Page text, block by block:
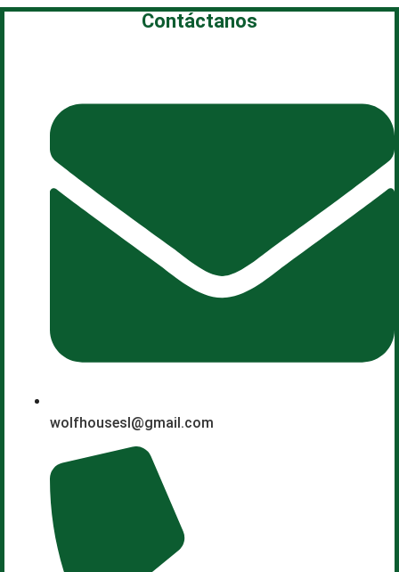
Contáctanos
wolfhousesl@gmail.com